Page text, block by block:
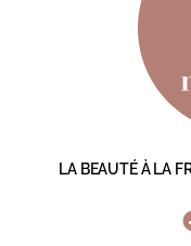
LA BEAUTÉ À LA